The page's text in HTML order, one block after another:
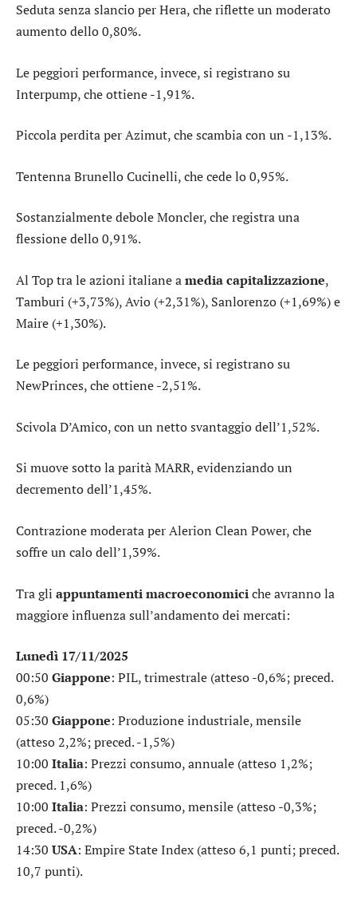
Seduta senza slancio perHera, che riflette un moderato
aumento dello 0,80%.
Le peggiori performance, invece, si registrano su
Interpump, che ottiene -1,91%.
Piccola perdita perAzimut, che scambia con un -1,13%.
TentennaBrunello Cucinelli, che cede lo 0,95%.
Sostanzialmente deboleMoncler, che registra una
flessione dello 0,91%.
Al Top tra le azioni italiane amedia capitalizzazione,
Tamburi (+3,73%),Avio (+2,31%), Sanlorenzo (+1,69%) e
Maire (+1,30%).
Le peggiori performance, invece, si registrano su
NewPrinces, che ottiene -2,51%.
ScivolaD’Amico, con un netto svantaggio dell’1,52%.
Si muove sotto la paritàMARR, evidenziando un
decremento dell’1,45%.
Contrazione moderata perAlerion Clean Power, che
soffre un calo dell’1,39%.
Tra gli appuntamenti macroeconomiciche avranno la
maggiore influenza sull’andamento dei mercati:
Lunedì 17/11/2025
00:50 Giappone: PIL, trimestrale (atteso -0,6%; preced.
0,6%)
05:30 Giappone: Produzione industriale, mensile
(atteso 2,2%; preced. -1,5%)
10:00 Italia: Prezzi consumo, annuale (atteso 1,2%;
preced. 1,6%)
10:00 Italia: Prezzi consumo, mensile (atteso -0,3%;
preced. -0,2%)
14:30 USA: Empire State Index (atteso 6,1 punti; preced.
10,7 punti).